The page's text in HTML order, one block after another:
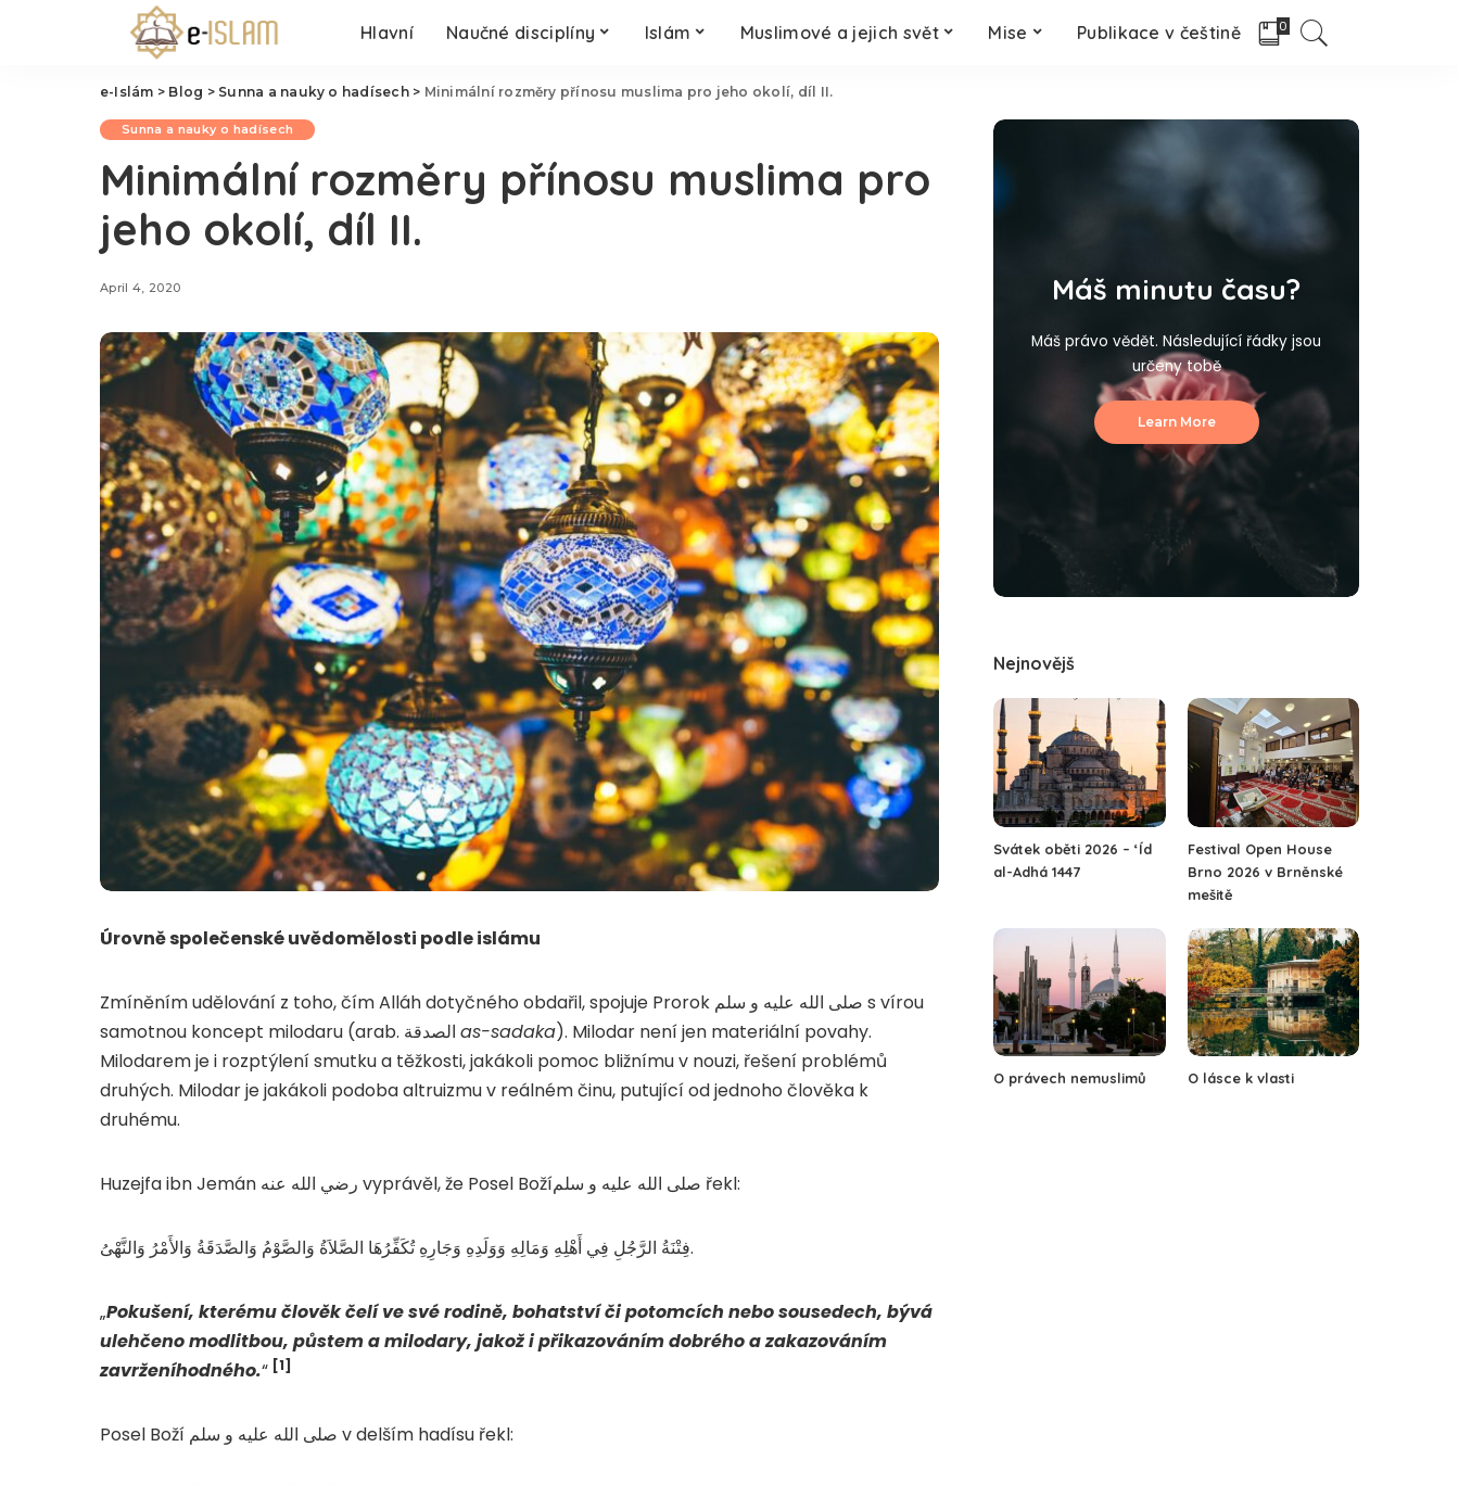
Hlavní Naučné disciplíny Islám Muslimové a jejich svět Mise Publikace v češtině 0
e-Islám > Blog > Sunna a nauky o hadísech> Minimální rozměry přínosu muslima pro jeho okolí, díl II.
Sunna a nauky o hadísech
Minimální rozměry přínosu muslima pro
jeho okolí, díl II.
April 4, 2020
Úrovně společenské uvědomělosti podle islámu
Zmíněním udělování z toho, čím Alláh dotyčného obdařil, spojuje Prorok صلى الله عليه و سلم s vírou
as-sadaka). Milodar není jen materiální povahy.
Milodarem je i rozptýlení smutku a těžkosti, jakákoli pomoc bližnímu v nouzi, řešení problémů
druhých. Milodar je jakákoli podoba altruizmu v reálném činu, putující od jednoho člověka k
druhému.
Huzejfa ibn Jemán رضي الله عنه vyprávěl, že Posel Božíصلى الله عليه و سلم řekl:
فِتْنَةُ الرَّجُلِ فِي أَهْلِهِ وَمَالِهِ وَوَلَدِهِ وَجَارِهِ تُكَفِّرُهَا الصَّلاَةُ وَالصَّوْمُ وَالصَّدَقَةُ وَالأَمْرُ وَالنَّهْىُ.
„Pokušení, kterému člověk čelí ve své rodině, bohatství či potomcích nebo sousedech, bývá
ulehčeno modlitbou, půstem a milodary, jakož i přikazováním dobrého a zakazováním
zavrženíhodného.“ [1]
Posel Boží صلى الله عليه و سلم v delším hadísu řekl:
Máš minutu času?
Máš právo vědět. Následující řádky jsou
určeny tobě
Learn More
Nejnovějš
Svátek oběti 2026 – ‘Íd
al-Adhá 1447
Festival Open House
Brno 2026 v Brněnské
mešitě
O právech nemuslimů O lásce k vlasti